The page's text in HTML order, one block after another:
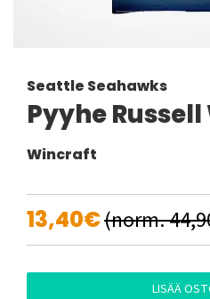
Seattle Seahawks
Pyyhe
Wincraft
13,40€(norm.
LISÄÄ